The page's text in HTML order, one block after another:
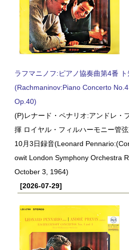
ラフマニノフ:ピアノ協奏曲第4番
(Rachmaninov:Piano Concerto
Op.40)
(P)レナード・ペナリオ:アンドレ・
揮 ロイヤル・フィルハーモニー管
10月3日録音(Leonard
owit London Symphony Orchestra
October 3, 1964)
[2026-07-29]